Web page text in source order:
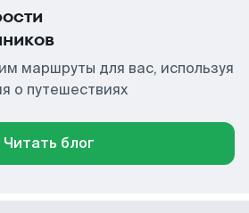
маршруты для вас, используя
о путешествиях
Читать блог